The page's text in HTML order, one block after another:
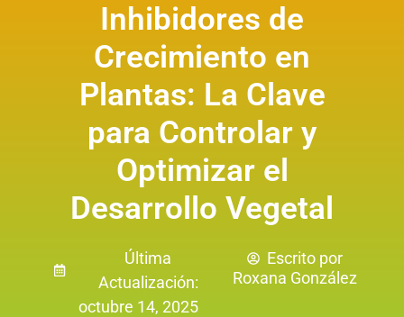
Inhibidores de
Crecimiento en
Plantas: La Clave
para Controlar y
Optimizar el
Desarrollo Vegetal
Última
Actualización:
octubre 14, 2025
Escrito por
Roxana González